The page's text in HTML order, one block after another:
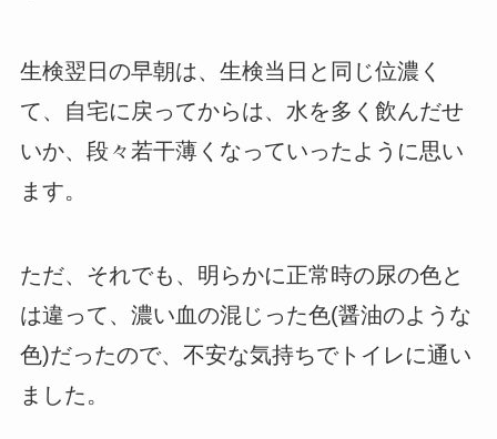
生検翌日の早朝は、生検当日と同じ位濃く
て、自宅に戻ってからは、水を多く飲んだせ
いか、段々若干薄くなっていったように思い
ます。
ただ、それでも、明らかに正常時の尿の色と
は違って、濃い血の混じった色(醤油のような
色)だったので、不安な気持ちでトイレに通い
ました。